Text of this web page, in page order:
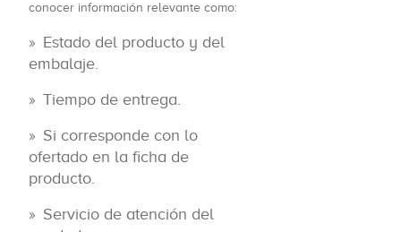
conocer información relevante como:
Estado del producto y del
embalaje.
Tiempo de entrega.
Si corresponde con lo
ofertado en la ficha de
producto.
Servicio de atención del